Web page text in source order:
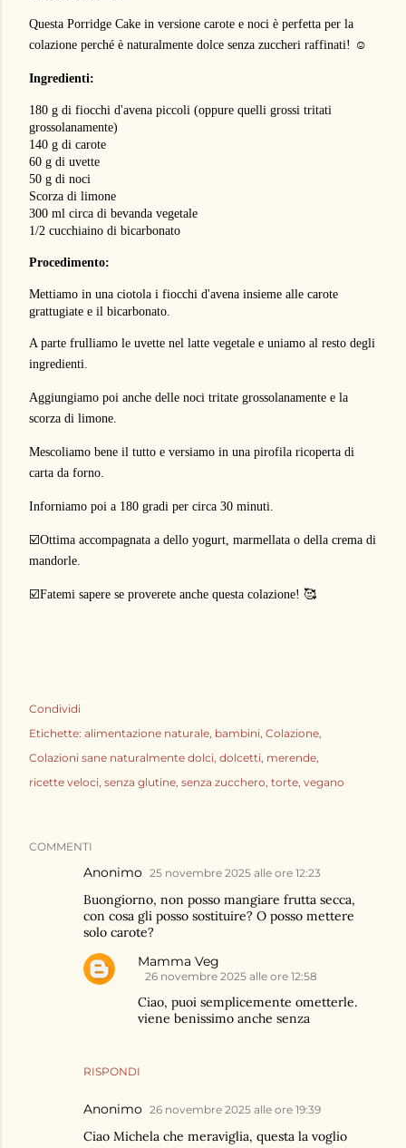
Questa Porridge Cake in versione carote e noci è perfetta per la
colazione perché è naturalmente dolce senza zuccheri raffinati! ☺️
Ingredienti:
180 g di fiocchi d'avena piccoli (oppure quelli grossi tritati
grossolanamente)
140 g di carote
60 g di uvette
50 g di noci
Scorza di limone
300 ml circa di bevanda vegetale
1/2 cucchiaino di bicarbonato
Procedimento:
Mettiamo in una ciotola i fiocchi d'avena insieme alle carote
grattugiate e il bicarbonato.
A parte frulliamo le uvette nel latte vegetale e uniamo al resto degli
ingredienti.
Aggiungiamo poi anche delle noci tritate grossolanamente e la
scorza di limone.
Mescoliamo bene il tutto e versiamo in una pirofila ricoperta di
carta da forno.
Inforniamo poi a 180 gradi per circa 30 minuti.
☑️Ottima accompagnata a dello yogurt, marmellata o della crema di
mandorle.
☑️Fatemi sapere se proverete anche questa colazione! 🥰
Condividi
Etichette: alimentazione naturale bambini Colazione
Colazioni sane naturalmente dolci dolcetti merende
ricette veloci senza glutine senza zucchero torte vegano
COMMENTI
Anonimo 25 novembre 2025 alle ore 12:23
Buongiorno, non posso mangiare frutta secca,
con cosa gli posso sostituire? O posso mettere
solo carote?
RISPONDI
Mamma Veg
26 novembre 2025 alle ore 12:58
Ciao, puoi semplicemente ometterle.
viene benissimo anche senza
Anonimo 26 novembre 2025 alle ore 19:39
Ciao Michela che meraviglia, questa la voglio